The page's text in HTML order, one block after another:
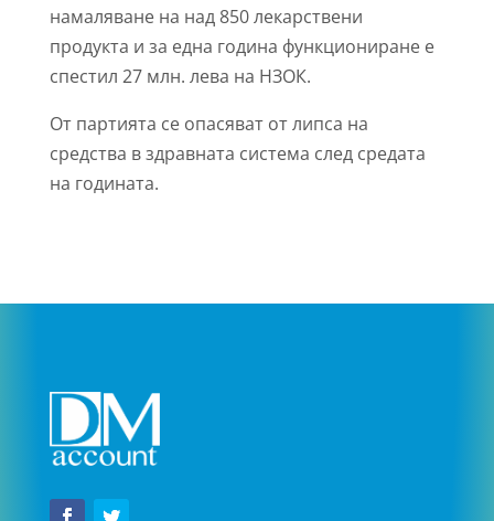
намаляване на над 850 лекарствени
продукта и за една година функциониране е
спестил 27 млн. лева на НЗОК.
От партията се опасяват от липса на
средства в здравната система след средата
на годината.